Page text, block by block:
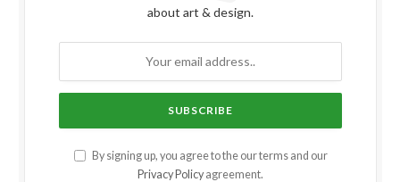
about art & design.
By signing up, you agree to the our terms and our
Privacy Policy agreement.